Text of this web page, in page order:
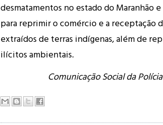
desmatamentos no estado do Maranhão
para reprimir o comércio e a receptação
extraídos de terras indígenas, além de
ilícitos ambientais.
Comunicação Social da